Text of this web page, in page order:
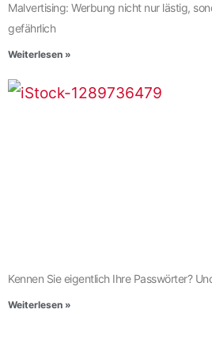
Malvertising: Werbung nicht nur lästig,
gefährlich
Weiterlesen »
Kennen Sie eigentlich Ihre Passwörter?
Weiterlesen »